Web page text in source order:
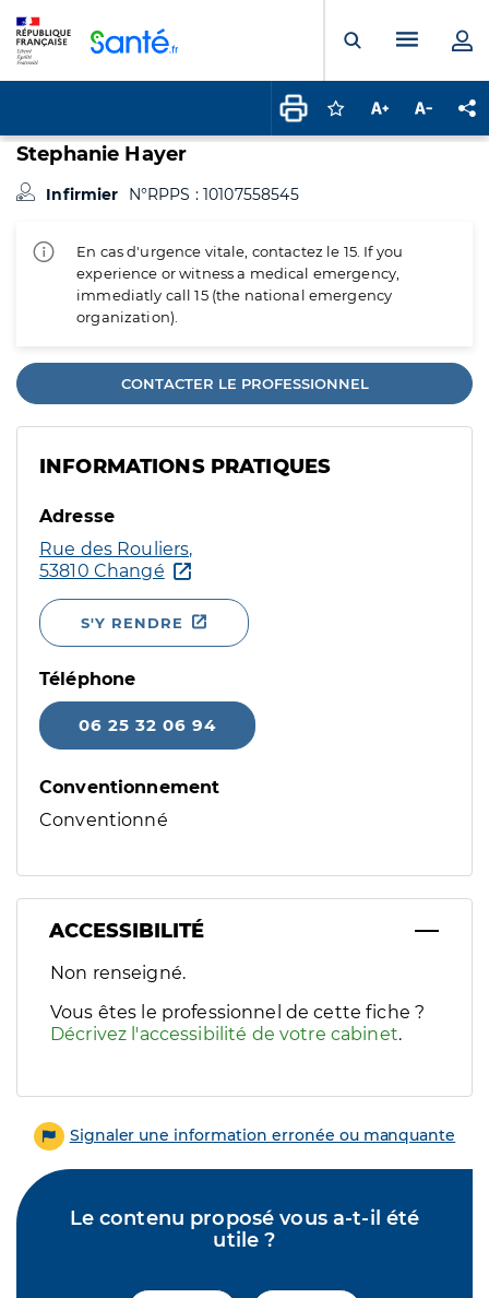
Ouvrir laMenu
Connectez-vous
Augmenter la
Stephanie Hayer
Infirmier N°RPPS : 10107558545
En cas d'urgence vitale, contactez le 15. If you
experience or witness a medical emergency,
immediatly call 15 (the national emergency
organization).
CONTACTER LE PROFESSIONNEL
INFORMATIONS PRATIQUES
Adresse
Rue des Rouliers,
53810 Changé
S'Y RENDRE
Téléphone
06 25 32 06 94
Conventionnement
Conventionné
ACCESSIBILITÉ
Filtres
Sélectionnez un ou plusieurs handicaps/besoins
Non renseigné.
Vous êtes le professionnel de cette fiche ?
Décrivez l'accessibilité de votre cabinet.
Signaler une information erronée ou manquante
Le contenu proposé vous a-t-il été
utile ?